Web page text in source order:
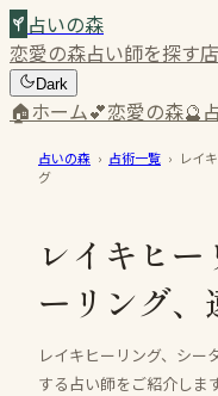
占いの森
恋愛の森占い師を探す
Dark
🏠ホーム💕恋愛の森🔮
占いの森 › 占術一覧 › レイ
グ
レイキヒ
ーリング
レイキヒーリング、シー
する占い師をご紹介します